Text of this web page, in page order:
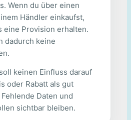
Wenn du über einen
Händler einkaufst,
eine Provision erhalten.
dadurch keine
keinen Einfluss darauf
oder Rabatt als gut
Daten und
sichtbar bleiben.